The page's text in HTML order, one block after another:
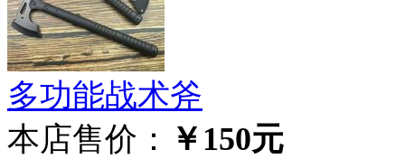
多功能战术斧
本店售价： ￥150元